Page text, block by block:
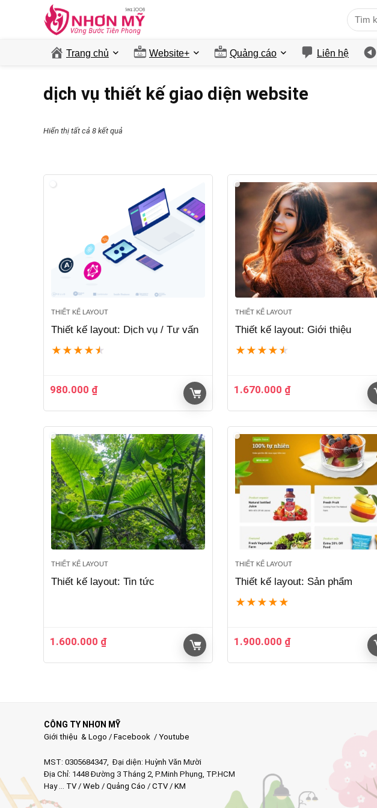
Trang chủ Website+ Quảng cáo Liên hệ
dịch vụ thiết kế giao diện website
Hiển thị tất cả 8 kết quả
THIẾT KẾ LAYOUT
Thiết kế layout: Dịch vụ / Tư vấn
★ ★ ★ ★ ★
980.000 ₫
THIẾT KẾ LAYOUT
Thiết kế layout: Giới thiệu
★ ★ ★ ★ ★
1.670.000 ₫
THIẾT KẾ LAYOUT
Thiết kế layout: Tin tức
1.600.000 ₫
THIẾT KẾ LAYOUT
Thiết kế layout: Sản phẩm
★ ★ ★ ★ ★
1.900.000 ₫
CÔNG TY NHƠN MỸ
Giới thiệu & Logo / Facebook / Youtube
MST: 0305684347, Đại diện: Huỳnh Văn Mười
Địa Chỉ: 1448 Đường 3 Tháng 2, P.Minh Phụng, TP.HCM
Hay …
TV/ Web / Quảng Cáo / CTV/ KM